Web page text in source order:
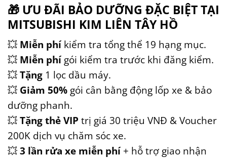
🎁 ƯU ĐÃI BẢO DƯỠNG ĐẶC BIỆT TẠI
MITSUBISHI KIM LIÊN TÂY HỒ
💥Miễn phíkiểm tra tổng thể 19 hạng mục.
💥Miễn phígói kiểm tra trước khi đăng kiểm.
💥Tặng 1 lọc dầu máy.
💥Giảm 50% gói cân bằng động lốp xe & bảo
dưỡng phanh.
💥Tặng thẻ VIP trị giá 30 triệu VNĐ & Voucher
200K dịch vụ chăm sóc xe.
💥3 lần rửa xe miễn phí+ hỗ trợ giao nhận